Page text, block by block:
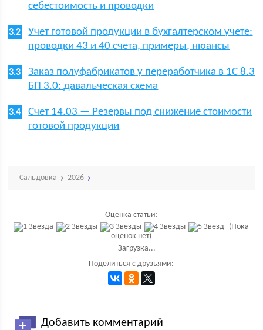
себестоимость и проводки
Учет готовой продукции в бухгалтерском учете:
проводки 43 и 40 счета, примеры, нюансы
Заказ полуфабрикатов у переработчика в 1С 8.3
БП 3.0: давальческая схема
Счет 14.03 — Резервы под снижение стоимости
готовой продукции
Сальдовка 2026
Оценка статьи:
(Пока
оценок нет)
Загрузка...
Поделиться с друзьями:
Добавить комментарий